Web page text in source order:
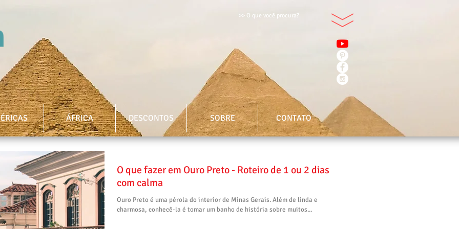
>> O que você procura?
ÁFRICA DESCONTOS SOBRE CONTATO
O que fazer em Ouro Preto - Roteiro de 1 ou 2 dias
com calma
Ouro Preto é uma pérola do interior de Minas Gerais. Além de linda e
charmosa, conhecê-la é tomar um banho de história sobre muitos...